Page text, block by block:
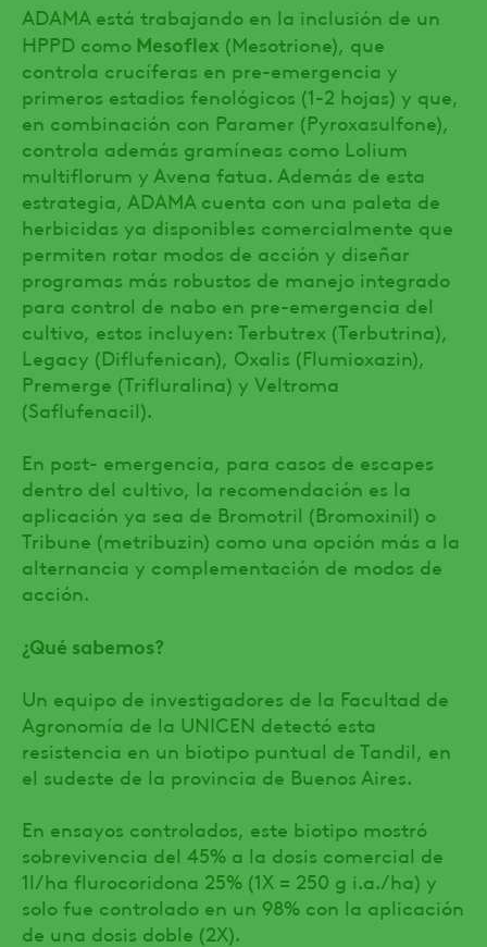
ADAMA está trabajando en la inclusión de un
HPPD como Mesoflex (Mesotrione), que
controla crucíferas en pre-emergencia y
primeros estadios fenológicos (1-2 hojas) y que,
en combinación con Paramer (Pyroxasulfone),
controla además gramíneas como Lolium
multiflorum y Avena fatua. Además de esta
estrategia, ADAMA cuenta con una paleta de
herbicidas ya disponibles comercialmente que
permiten rotar modos de acción y diseñar
programas más robustos de manejo integrado
para control de nabo en pre-emergencia del
cultivo, estos incluyen: Terbutrex (Terbutrina),
Legacy (Diflufenican), Oxalis (Flumioxazin),
Premerge (Trifluralina) y Veltroma
(Saflufenacil).
En post- emergencia, para casos de escapes
dentro del cultivo, la recomendación es la
aplicación ya sea de Bromotril (Bromoxinil) o
Tribune (metribuzin) como una opción más a la
alternancia y complementación de modos de
acción.
¿Qué sabemos?
Un equipo de investigadores de la Facultad de
Agronomía de la UNICEN detectó esta
resistencia en un biotipo puntual de Tandil, en
el sudeste de la provincia de Buenos Aires.
En ensayos controlados, este biotipo mostró
sobrevivencia del 45% a la dosis comercial de
1l/ha flurocoridona 25% (1X = 250 g i.a./ha) y
solo fue controlado en un 98% con la aplicación
de una dosis doble (2X).